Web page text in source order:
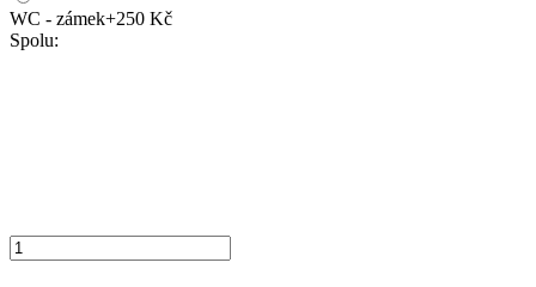
WC - zámek+250 Kč
Spolu: